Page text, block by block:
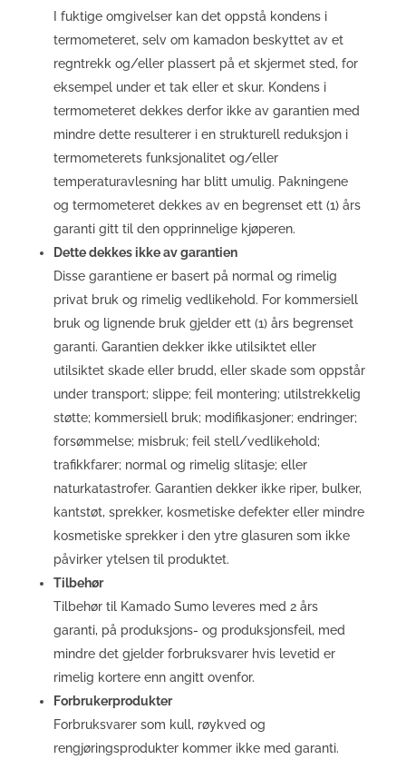
I fuktige omgivelser kan det oppstå kondens i
termometeret, selv om kamadon beskyttet av et
regntrekk og/eller plassert på et skjermet sted, for
eksempel under et tak eller et skur. Kondens i
termometeret dekkes derfor ikke av garantien med
mindre dette resulterer i en strukturell reduksjon i
termometerets funksjonalitet og/eller
temperaturavlesning har blitt umulig. Pakningene
og termometeret dekkes av en begrenset ett (1) års
garanti gitt til den opprinnelige kjøperen.
Dette dekkes ikke av garantien
Disse garantiene er basert på normal og rimelig
privat bruk og rimelig vedlikehold. For kommersiell
bruk og lignende bruk gjelder ett (1) års begrenset
garanti. Garantien dekker ikke utilsiktet eller
utilsiktet skade eller brudd, eller skade som oppstår
under transport; slippe; feil montering; utilstrekkelig
støtte; kommersiell bruk; modifikasjoner; endringer;
forsømmelse; misbruk; feil stell/vedlikehold;
trafikkfarer; normal og rimelig slitasje; eller
naturkatastrofer. Garantien dekker ikke riper, bulker,
kantstøt, sprekker, kosmetiske defekter eller mindre
kosmetiske sprekker i den ytre glasuren som ikke
påvirker ytelsen til produktet.
Tilbehør
Tilbehør til Kamado Sumo leveres med 2 års
garanti, på produksjons- og produksjonsfeil, med
mindre det gjelder forbruksvarer hvis levetid er
rimelig kortere enn angitt ovenfor.
Forbrukerprodukter
Forbruksvarer som kull, røykved og
rengjøringsprodukter kommer ikke med garanti.